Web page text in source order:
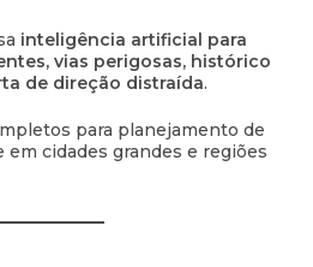
inteligência artificial para
vias perigosas, histórico
de direção distraída.
para planejamento de
cidades grandes e regiões